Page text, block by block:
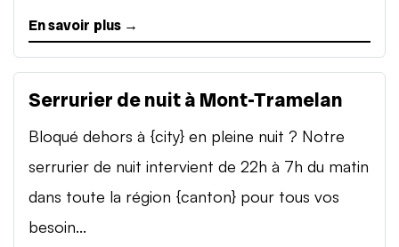
En savoir plus →
Serrurier de nuit à Mont-Tramelan
Bloqué dehors à {city} en pleine nuit ? Notre
serrurier de nuit intervient de 22h à 7h du matin
dans toute la région {canton} pour tous vos
besoin...